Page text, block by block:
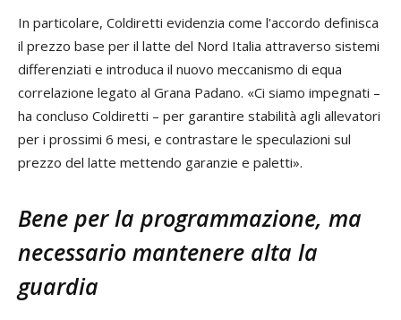
In particolare, Coldiretti evidenzia come l'accordo definisca
il prezzo base per il latte del Nord Italia attraverso sistemi
differenziati e introduca il nuovo meccanismo di equa
correlazione legato al Grana Padano. «Ci siamo impegnati –
ha concluso Coldiretti – per garantire stabilità agli allevatori
per i prossimi 6 mesi, e contrastare le speculazioni sul
prezzo del latte mettendo garanzie e paletti».
Bene per la programmazione, ma
necessario mantenere alta la
guardia